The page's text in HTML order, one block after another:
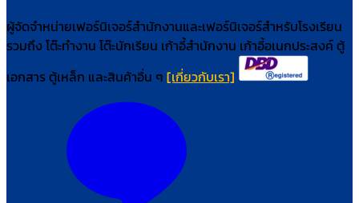
ผู้จัดจำหน่ายเฟอร์นิเจอร์สำนักงานและเฟอร์นิเจอร์สำหรับโรงเรียน
รวมถึง โต๊ะทำงาน โต๊ะนักเรียน เก้าอี้สำนักงาน เก้าอี้อเนกประสงค์ ตู้
เอกสาร ตู้เหล็ก และสินค้าอื่น ๆ [เกี่ยวกับเรา]